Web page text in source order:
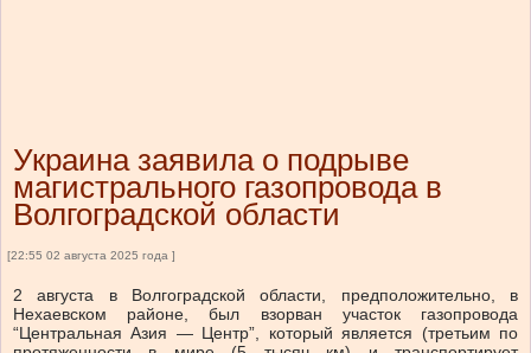
Украина заявила о подрыве
магистрального газопровода в
Волгоградской области
[22:55 02 августа 2025 года ]
2 августа в Волгоградской области, предположительно, в
Нехаевском районе, был взорван участок газопровода
“Центральная Азия — Центр”, который является (третьим по